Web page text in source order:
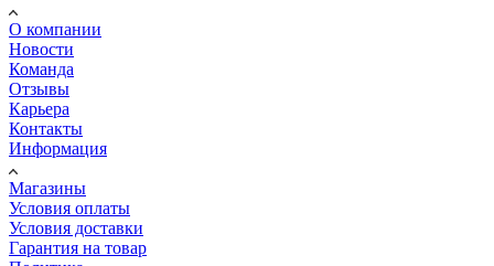
О компании
Новости
Команда
Отзывы
Карьера
Контакты
Информация
Магазины
Условия оплаты
Условия доставки
Гарантия на товар